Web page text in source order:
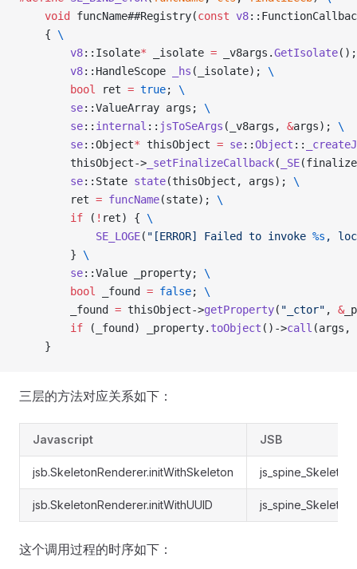
    void
funcName##Registry(const v8
    {
\
        v8
::Isolate* _isolate = _v8args.GetIsolate
        v8
::HandleScope _hs (_isolate); \
        bool
ret = true; \
        se
::ValueArray args; \
        se
:: internal :: jsToSeArgs (_v8args, &args); \
        se
::Object* thisObject = se::Object ::
        thisObject->
_setFinalizeCallback( _SE
        se
::State state(thisObject, args); \
        ret
= funcName(state); \
        if
( ! ret) { \
            SE_LOGE
( "[ERROR] Failed to invoke %s ,
        }
\
        se
::Value _property; \
        bool
_found = false; \
        _found
= thisObject->getProperty( "_ctor" , &
        if
(_found) _property. toObject ()->call
    }
三层的方法对应关系如下：
Javascript JSB
jsb.SkeletonRenderer.initWithSkeleton
jsb.SkeletonRenderer.initWithUUID
这个调用过程的时序如下：